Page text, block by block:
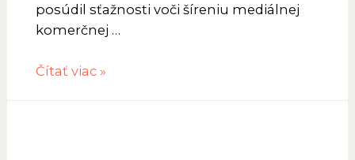
posúdil sťažnosti voči šíreniu mediálnej
komerčnej …
Tlačová
Čítať viac »